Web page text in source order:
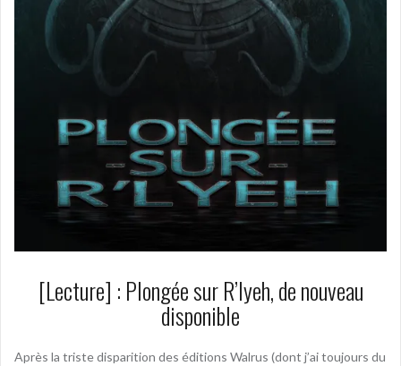
[Lecture] : Plongée sur R’lyeh, de nouveau
disponible
Après la triste disparition des éditions Walrus (dont j’ai toujours du